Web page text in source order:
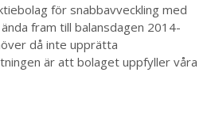
för snabbavveckling med
fram till balansdagen 2014-
då inte upprätta
är att bolaget uppfyller våra